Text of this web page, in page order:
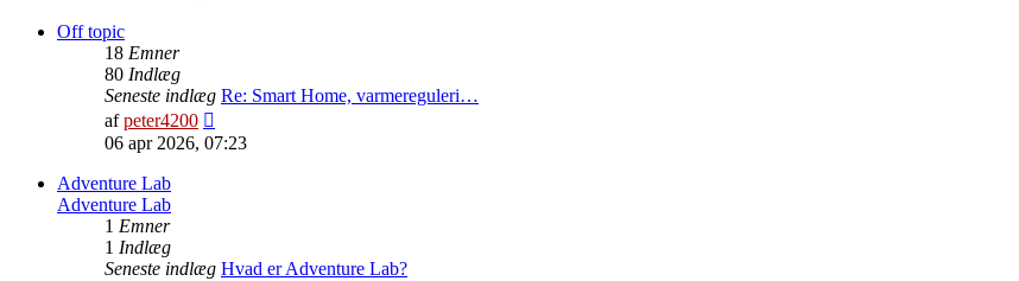
Off topic
18 Emner
80 Indlæg
Seneste indlæg Re: Smart Home, varmereguleri…
afpeter4200
det
06 apr 2026, 07:23
Adventure Lab
Adventure Lab
1 Emner
1 Indlæg
Seneste indlæg Hvad er Adventure Lab?